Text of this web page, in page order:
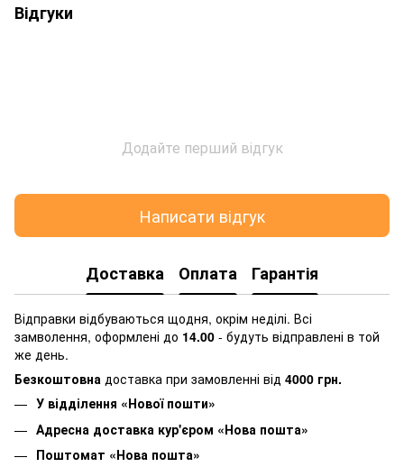
Відгуки
Додайте перший відгук
Написати відгук
Доставка Оплата Гарантія
Відправки відбуваються щодня, окрім неділі. Всі
замволення, оформлені до 14.00 - будуть відправлені в той
же день.
Безкоштовна доставка при замовленні від 4000 грн.
У відділення «Нової пошти»
Адресна доставка кур'єром «Нова пошта»
Поштомат «Нова пошта»